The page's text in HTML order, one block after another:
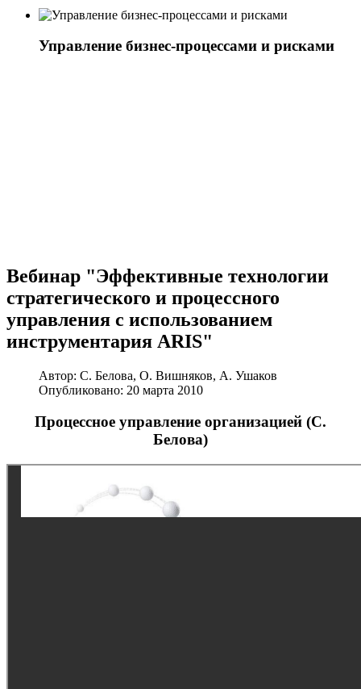
Управление бизнес-процессами и рисками
Вебинар "Эффективные технологии
стратегического и процессного
управления с использованием
инструментария ARIS"
Автор: С. Белова, О. Вишняков, А. Ушаков
Опубликовано: 20 марта 2010
Процессное управление организацией (С.
Белова)